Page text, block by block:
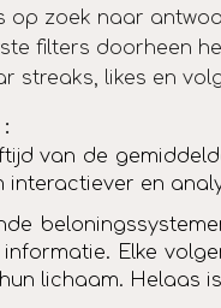
op zoek naar
filters doorheen
streaks, likes en
van de
interactiever en
Elke
lichaam. Helaas